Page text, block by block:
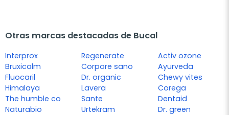
Otras marcas destacadas de Bucal
Interprox
Bruxicalm
Fluocaril
Himalaya
The humble co
Naturabio
Regenerate
Corpore sano
Dr. organic
Lavera
Sante
Urtekram
Activ ozone
Ayurveda
Chewy vites
Corega
Dentaid
Dr. green